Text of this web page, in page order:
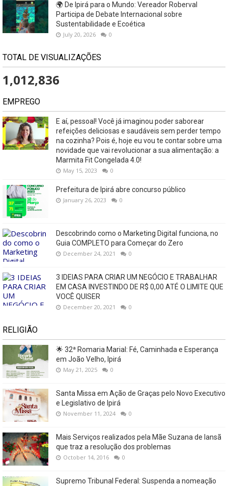
🌍 De Ipirá para o Mundo: Vereador Roberval
Participa de Debate Internacional sobre
Sustentabilidade e Ecoética
July 20, 2026 0
TOTAL DE VISUALIZAÇÕES
1,012,836
EMPREGO
E aí, pessoal! Você já imaginou poder saborear
refeições deliciosas e saudáveis ​​sem perder tempo
na cozinha? Pois é, hoje eu vou te contar sobre uma
novidade que vai revolucionar a sua alimentação: a
Marmita Fit Congelada 4.0!
May 15, 2023 0
Prefeitura de Ipirá abre concurso público
January 26, 2023 0
Descobrindo como o Marketing Digital funciona, no
Guia COMPLETO para Começar do Zero
December 24, 2021 0
3 IDEIAS PARA CRIAR UM NEGÓCIO E TRABALHAR
EM CASA INVESTINDO DE R$ 0,00 ATÉ O LIMITE QUE
VOCÊ QUISER
December 20, 2021 0
RELIGIÃO
🌟 32ª Romaria Marial: Fé, Caminhada e Esperança
em João Velho, Ipirá
May 21, 2025 0
Santa Missa em Ação de Graças pelo Novo Executivo
e Legislativo de Ipirá
November 11, 2024 0
Mais Serviços realizados pela Mãe Suzana de Iansã
que traz a resolução dos problemas
October 14, 2016 0
Supremo Tribunal Federal: Suspenda a nomeação